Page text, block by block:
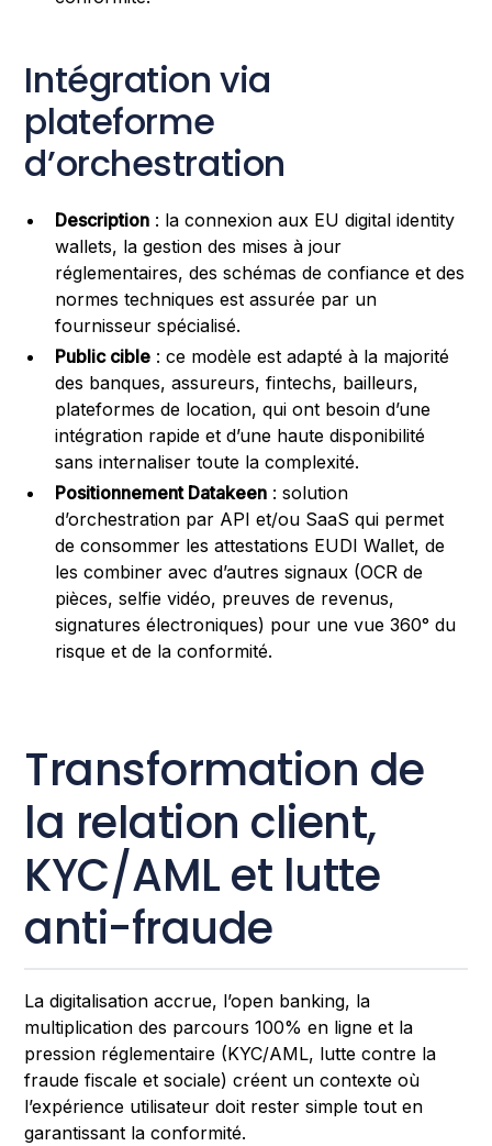
Intégration via
plateforme
d’orchestration
Description : la connexion aux EU digital identity
wallets, la gestion des mises à jour
réglementaires, des schémas de confiance et des
normes techniques est assurée par un
fournisseur spécialisé.
Public cible : ce modèle est adapté à la majorité
des banques, assureurs, fintechs, bailleurs,
plateformes de location, qui ont besoin d’une
intégration rapide et d’une haute disponibilité
sans internaliser toute la complexité.
Positionnement Datakeen : solution
d’orchestration par API et/ou SaaS qui permet
de consommer les attestations EUDI Wallet, de
les combiner avec d’autres signaux (OCR de
pièces, selfie vidéo, preuves de revenus,
signatures électroniques) pour une vue 360° du
risque et de la conformité.
Transformation de
la relation client,
KYC/AML et lutte
anti-fraude
La digitalisation accrue, l’open banking, la
multiplication des parcours 100% en ligne et la
pression réglementaire (KYC/AML, lutte contre la
fraude fiscale et sociale) créent un contexte où
l’expérience utilisateur doit rester simple tout en
garantissant la conformité.